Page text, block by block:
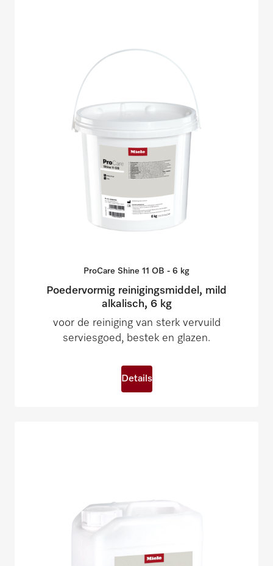
ProCare Shine 11 OB - 6 kg
Poedervormig reinigingsmiddel, mild
alkalisch, 6 kg
voor de reiniging van sterk vervuild
serviesgoed, bestek en glazen.
Details